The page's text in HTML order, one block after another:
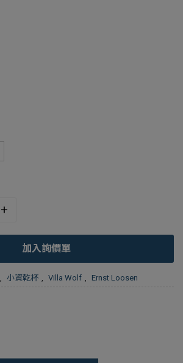
+
加入詢價單
, 小資乾杯 , Villa Wolf , Ernst Loosen